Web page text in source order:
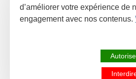
d’améliorer votre expérience de
engagement avec nos contenus.